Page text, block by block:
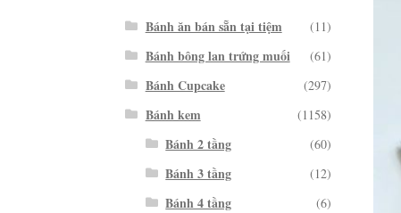
Bánh ăn bán sẵn tại tiệm (11)
Bánh bông lan trứng muối (61)
Bánh Cupcake (297)
Bánh kem (1158)
Bánh 2 tầng (60)
Bánh 3 tầng (12)
Bánh 4 tầng (6)